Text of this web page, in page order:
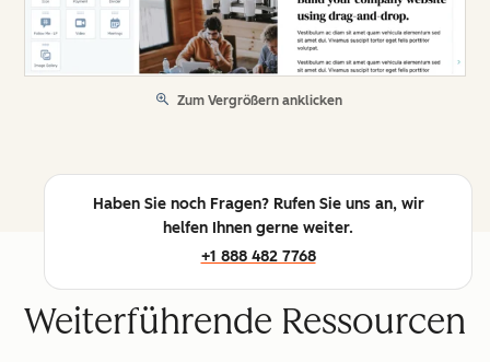
Zum Vergrößern anklicken
Haben Sie noch Fragen? Rufen Sie uns an, wir
helfen Ihnen gerne weiter.
+1 888 482 7768
Weiterführende Ressourcen